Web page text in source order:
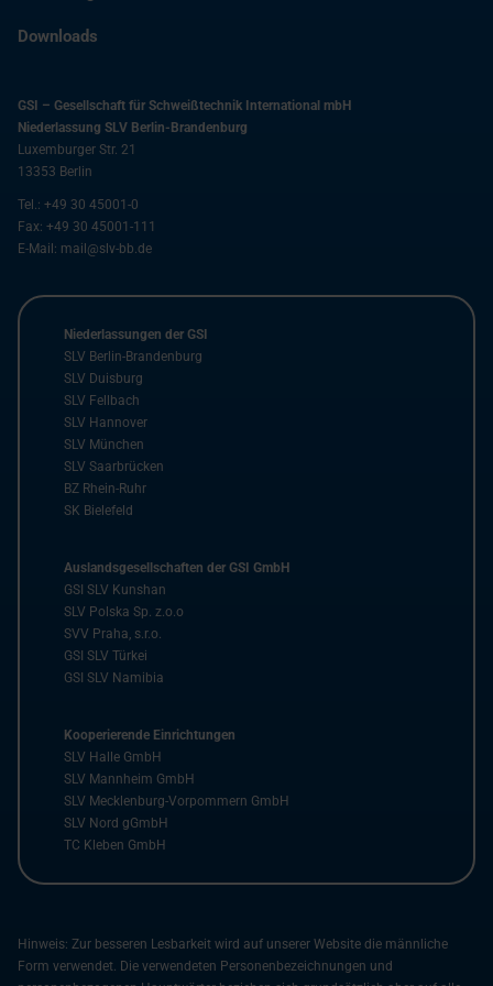
Downloads
GSI – Gesellschaft für Schweißtechnik International mbH
Niederlassung SLV Berlin-Brandenburg
Luxemburger Str. 21
13353 Berlin
Tel.: +49 30 45001-0
Fax: +49 30 45001-111
E-Mail: mail@slv-bb.de
Niederlassungen der GSI
SLV Berlin-Brandenburg
SLV Duisburg
SLV Fellbach
SLV Hannover
SLV München
SLV Saarbrücken
BZ Rhein-Ruhr
SK Bielefeld
Auslandsgesellschaften der GSI GmbH
GSI SLV Kunshan
SLV Polska Sp. z.o.o
SVV Praha, s.r.o.
GSI SLV Türkei
GSI SLV Namibia
Kooperierende Einrichtungen
SLV Halle GmbH
SLV Mannheim GmbH
SLV Mecklenburg-Vorpommern GmbH
SLV Nord gGmbH
TC Kleben GmbH
Hinweis: Zur besseren Lesbarkeit wird auf unserer Website die männliche
Form verwendet. Die verwendeten Personenbezeichnungen und